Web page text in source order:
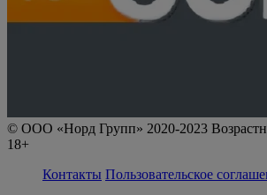
© ООО «Норд Групп» 2020-2023
18+
Контакты Пользовательское